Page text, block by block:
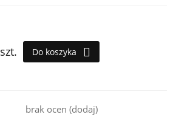
szt. Do koszyka
brak ocen (dodaj)